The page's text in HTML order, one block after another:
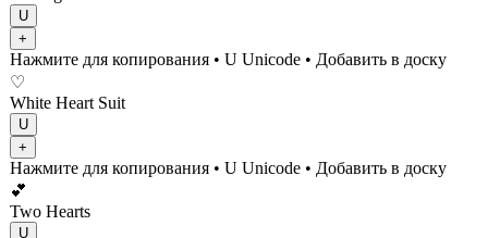
U
+
Нажмите для копирования • U Unicode • Добавить в доску
♡
White Heart Suit
U
+
Нажмите для копирования • U Unicode • Добавить в доску
💕
Two Hearts
U